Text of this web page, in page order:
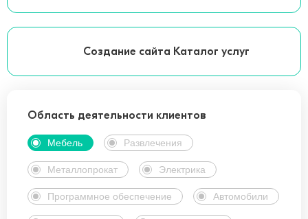
Создание сайта Каталог услуг
Область деятельности клиентов
Мебель Развлечения
Металлопрокат Электрика
Программное обеспечение Автомобили